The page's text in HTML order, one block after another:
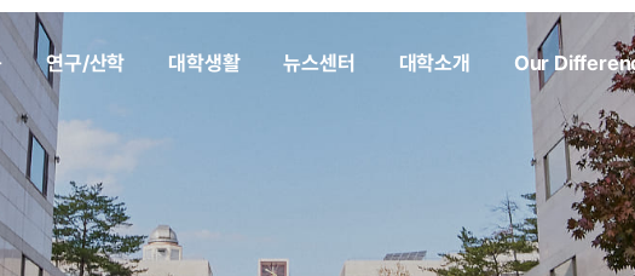
연구/산학 대학생활 뉴스센터 대학소개 Our